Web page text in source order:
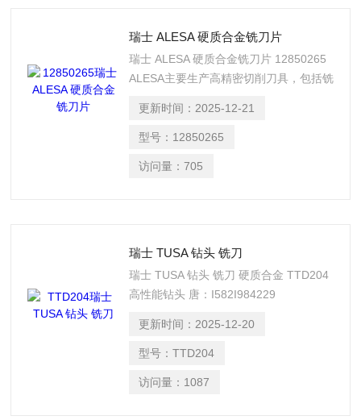
瑞士 ALESA 硬质合金铣刀片
瑞士 ALESA 硬质合金铣刀片 12850265
ALESA主要生产高精密切削刀具，包括铣
锯片、面铣刀具、套式立铣刀和圆盘刀
等‌‌。 唐 I582I984229
更新时间： 2025-12-21
型号： 12850265
访问量：705
瑞士 TUSA 钻头 铣刀
瑞士 TUSA 钻头 铣刀 硬质合金 TTD204
高性能钻头 唐：I582I984229
更新时间： 2025-12-20
型号：TTD204
访问量： 1087